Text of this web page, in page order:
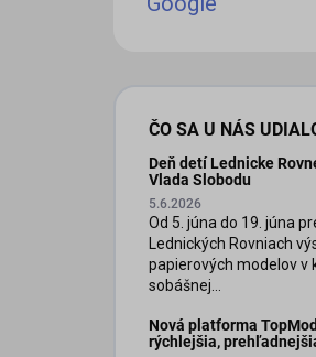
ČO SA U NÁS
Deň detí Lednicke
Vlada Slobodu
5.6.2026
Od 5. júna do 19. júna
Lednických Rovniach
papierových modelov v
sobášnej...
Nová platforma
rýchlejšia,